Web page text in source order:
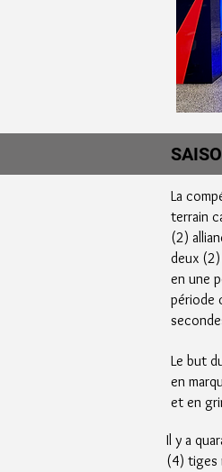
La
terrain
(2)
deux
en une
période
Le but
en
et en
Il y a
(4) tiges